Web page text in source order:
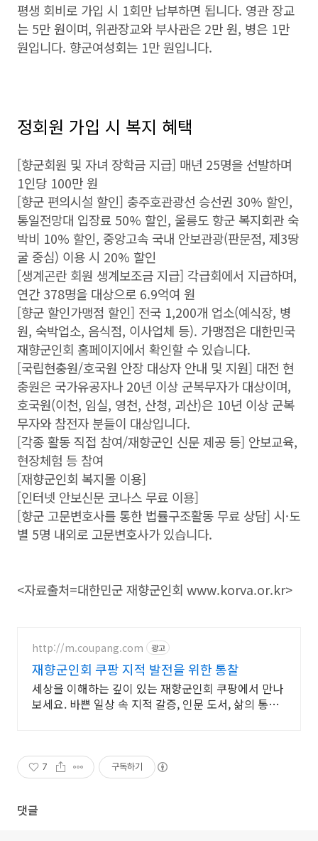
평생 회비로 가입 시 1회만 납부하면 됩니다. 영관 장교
는 5만 원이며, 위관장교와 부사관은 2만 원, 병은 1만
원입니다. 향군여성회는 1만 원입니다.
정회원 가입 시 복지 혜택
[향군회원 및 자녀 장학금 지급] 매년 25명을 선발하며
1인당 100만 원
[향군 편의시설 할인] 충주호관광선 승선권 30% 할인,
통일전망대 입장료 50% 할인, 울릉도 향군 복지회관 숙
박비 10% 할인, 중앙고속 국내 안보관광(판문점, 제3땅
굴 중심) 이용 시 20% 할인
[생계곤란 회원 생계보조금 지급] 각급회에서 지급하며,
연간 378명을 대상으로 6.9억여 원
[향군 할인가맹점 할인] 전국 1,200개 업소(예식장, 병
원, 숙박업소, 음식점, 이사업체 등). 가맹점은 대한민국
재향군인회 홈페이지에서 확인할 수 있습니다.
[국립현충원/호국원 안장 대상자 안내 및 지원] 대전 현
충원은 국가유공자나 20년 이상 군복무자가 대상이며,
호국원(이천, 임실, 영천, 산청, 괴산)은 10년 이상 군복
무자와 참전자 분들이 대상입니다.
[각종 활동 직접 참여/재향군인 신문 제공 등] 안보교육,
현장체험 등 참여
[재향군인회 복지몰 이용]
[인터넷 안보신문 코나스 무료 이용]
[향군 고문변호사를 통한 법률구조활동 무료 상담] 시·도
별 5명 내외로 고문변호사가 있습니다.
<자료출처=대한민군 재향군인회 www.korva.or.kr>
http://m.coupang.com 광고
재향군인회 쿠팡 지적 발전을 위한 통찰
세상을 이해하는 깊이 있는 재향군인회 쿠팡에서 만나
보세요. 바쁜 일상 속 지적 갈증, 인문 도서, 삶의 통찰
7 구독하기
댓글